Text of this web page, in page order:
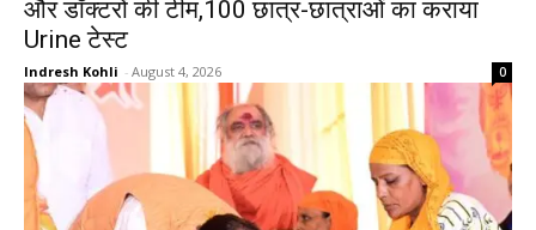
और डॉक्टरों की टीम,100 छात्र-छात्राओं का कराया
Urine टेस्ट
Indresh Kohli - August 4, 2026 0